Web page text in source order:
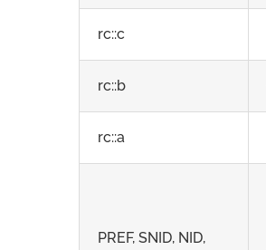
rc::c
rc::b
rc::a
PREF, SNID, NID,